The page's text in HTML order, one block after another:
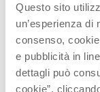
Questo sito
un’esperienza di
consenso,
e pubblicità in
dettagli può
cookie”,
via
del Sole, (FC)